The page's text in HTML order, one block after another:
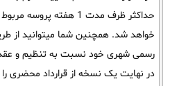
حداکثر ظرف مدت 1 هفته
خواهد شد. همچنین شما میتوانید از
رسمی شهری خود نسبت به تنظیم و عقد
در نهایت یک نسخه از قرارداد محضری